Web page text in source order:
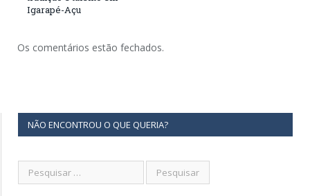
Igarapé-Açu
Os comentários estão fechados.
NÃO ENCONTROU O QUE QUERIA?